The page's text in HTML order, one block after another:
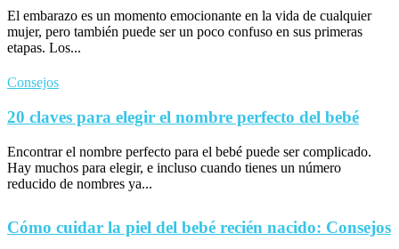
El embarazo es un momento emocionante en la vida de cualquier
mujer, pero también puede ser un poco confuso en sus primeras
etapas. Los...
Consejos
20 claves para elegir el nombre perfecto del bebé
Encontrar el nombre perfecto para el bebé puede ser complicado.
Hay muchos para elegir, e incluso cuando tienes un número
reducido de nombres ya...
Cómo cuidar la piel del bebé recién nacido: Consejos